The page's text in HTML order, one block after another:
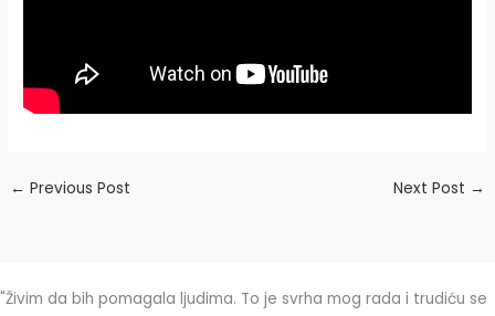
← Previous Post Next Post →
"Živim da bih pomagala ljudima. To je svrha mog rada i trudiću se